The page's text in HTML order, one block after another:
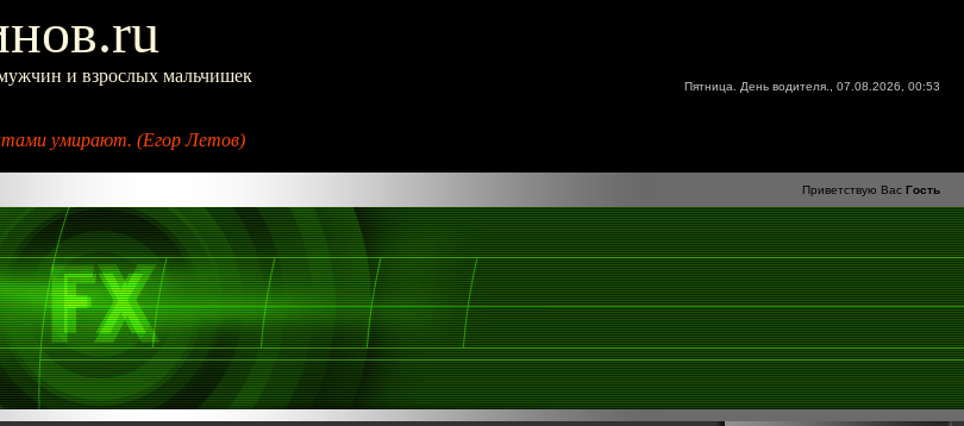
и взрослых мальчишек
умирают. (Егор Летов)
Пятница. День водителя., 07.08.2026, 00:53
Приветствую Вас Гость